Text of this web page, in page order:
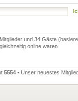
und 34 Gäste
online waren.
5554 • Unser neuestes